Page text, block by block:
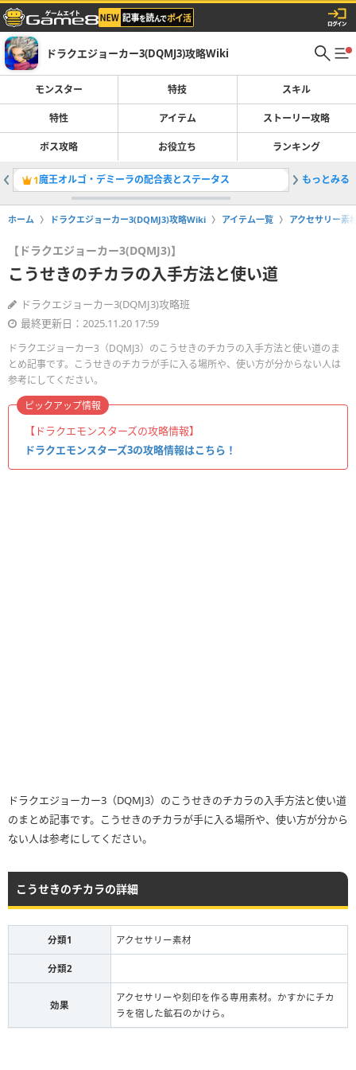
ドラクエジョーカー3(DQMJ3)攻略Wiki
モンスター 特技 スキル
特性 アイテム ストーリー攻略
ボス攻略 お役立ち ランキング
1魔王オルゴ・デミーラの配合表とステータス 2ジャハ
もっとみる
ホーム ドラクエジョーカー3(DQMJ3)攻略Wiki アイテム一覧 アクセサリー素
【ドラクエジョーカー3(DQMJ3)】
こうせきのチカラの入手方法と使い道
ドラクエジョーカー3(DQMJ3)攻略班
最終更新日：2025.11.20 17:59
ドラクエジョーカー3（DQMJ3）のこうせきのチカラの入手方法と使い道のま
とめ記事です。こうせきのチカラが手に入る場所や、使い方が分からない人は
参考にしてください。
【ドラクエモンスターズの攻略情報】
ドラクエモンスターズ3の攻略情報はこちら！
ピックアップ情報
ドラクエジョーカー3（DQMJ3）のこうせきのチカラの入手方法と使い道
のまとめ記事です。こうせきのチカラが手に入る場所や、使い方が分から
ない人は参考にしてください。
こうせきのチカラの詳細
分類1 アクセサリー素材
分類2
効果
アクセサリーや刻印を作る専用素材。かすかにチカ
ラを宿した鉱石のかけら。